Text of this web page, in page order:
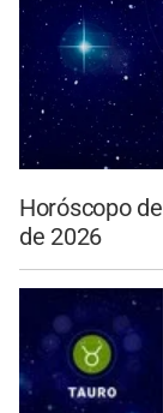
Horóscopo
de 2026